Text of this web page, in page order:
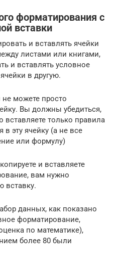
форматирования с
вставки
и вставлять ячейки
листами или книгами,
и вставлять условное
в другую.
можете просто
Вы должны убедиться,
вставляете только правила
эту ячейку (а не все
или формулу)
и вставляете
вам нужно
вставку.
данных, как показано
форматирование,
по математике),
более 80 были